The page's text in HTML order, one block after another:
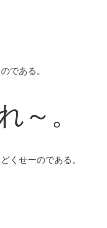
である。
～。
くせーのである。